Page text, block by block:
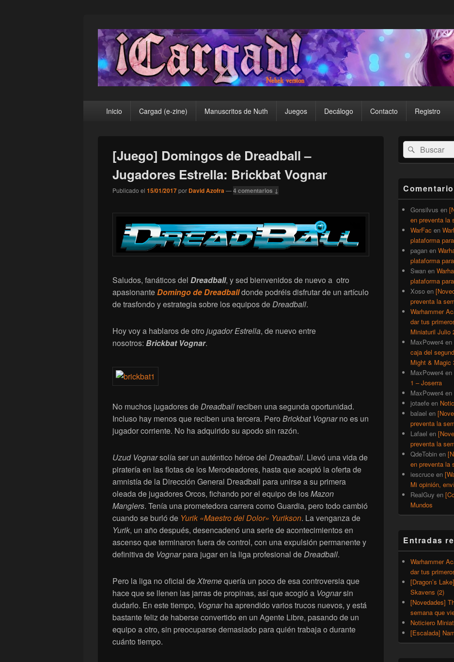
¡Cargad!
principalInicio Cargad (e-zine) Manuscritos de Nuth Juegos Decálogo Contacto Registro
[Juego] Domingos de Dreadball –
Jugadores Estrella: Brickbat Vognar
Publicado el 15/01/2017por David Azofra—4 comentarios ↓
Saludos, fanáticos del Dreadball, y sed bienvenidos de nuevo a otro
apasionanteDomingo de Dreadballdonde podréis disfrutar de un artículo
de trasfondo y estrategia sobre los equipos deDreadball.
Hoy voy a hablaros de otro jugador Estrella, de nuevo entre
nosotros: Brickbat Vognar.
No muchos jugadores deDreadball reciben una segunda oportunidad.
Incluso hay menos que reciben una tercera. Pero Brickbat Vognarno es un
jugador corriente. No ha adquirido su apodo sin razón.
Uzud Vognarsolía ser un auténtico héroe del Dreadball. Llevó una vida de
piratería en las flotas de los Merodeadores, hasta que aceptó la oferta de
amnistía de la Dirección General Dreadball para unirse a su primera
oleada de jugadores Orcos, fichando por el equipo de losMazon
Manglers. Tenía una prometedora carrera como Guardia, pero todo cambió
cuando se burló de Yurik «Maestro del Dolor» Yurikson. La venganza de
Yurik, un año después, desencadenó una serie de acontecimientos en
ascenso que terminaron fuera de control, con una expulsión permanente y
definitiva de Vognarpara jugar en la liga profesional deDreadball.
Pero la liga no oficial deXtremequería un poco de esa controversia que
hace que se llenen las jarras de propinas, así que acogió a Vognarsin
dudarlo. En este tiempo, Vognarha aprendido varios trucos nuevos, y está
bastante feliz de haberse convertido en un Agente Libre, pasando de un
equipo a otro, sin preocuparse demasiado para quién trabaja o durante
cuánto tiempo.
El
área
de
lateral
primaria
Buscar
por:
Buscar
Gonsilvus en
en preventa la
WarFac en
plataforma
pagan en
plataforma
Swan en
plataforma
Xoso en
preventa la
Warhammer
dar tus
Miniaturil Julio
MaxPower4 en
caja del
Might & Magic
MaxPower4 en
1 – Joserra
MaxPower4 en
jotaefe en
balael en
preventa la
Lafael en
preventa la
QdeTobin en
en preventa la
iescruce en
Mi opinión,
RealGuy en
Mundos
Entradas
Warhammer
dar tus
[Dragon’s
Skavens (2)
[Novedades]
semana que
Noticiero
[Escalada]